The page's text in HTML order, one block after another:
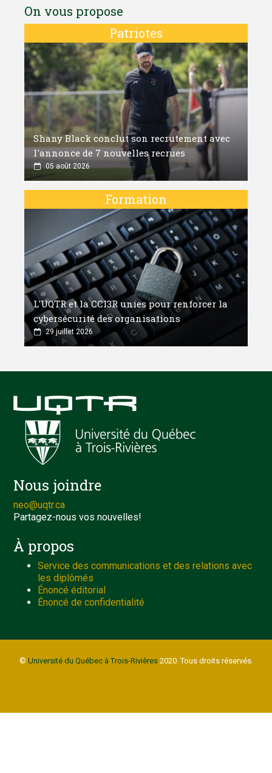
On vous propose
Patriotes
Shany Black conclut son recrutement avec
l'annonce de 7 nouvelles recrues
05 août 2026
Formation
L'UQTR et la CCI3R unies pour renforcer la
cybersécurité des organisations
29 juillet 2026
Nous joindre
neo@uqtr.ca
Partagez-nous vos nouvelles!
À propos
Service des communications et des relations avec
les diplômés
Énoncé éditorial
Énoncé de confidentialité
© Université du Québec à Trois-Rivières2020. Tous droits réservés.